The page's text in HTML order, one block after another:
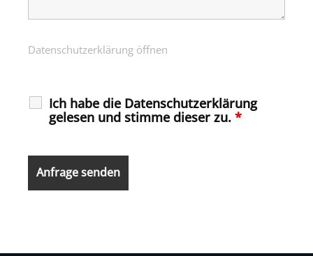
Datenschutzerklärung öffnen
Ich habe die Datenschutzerklärung
gelesen und stimme dieser zu. *